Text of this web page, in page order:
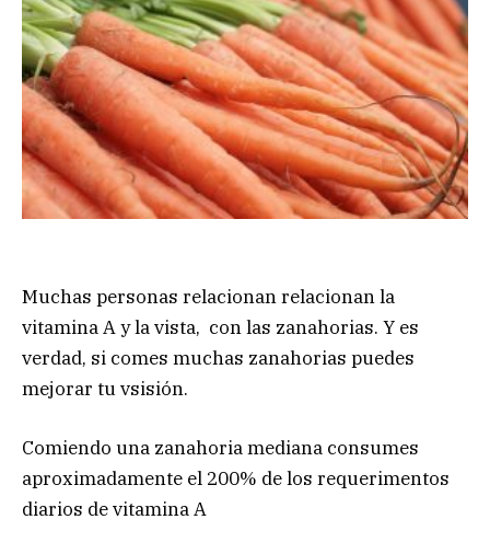
Muchas personas relacionan relacionan la
vitamina A y la vista, con las zanahorias. Y es
verdad, si comes muchas zanahorias puedes
mejorar tu vsisión.
Comiendo una zanahoria mediana consumes
aproximadamente el 200% de los requerimentos
diarios de vitamina A